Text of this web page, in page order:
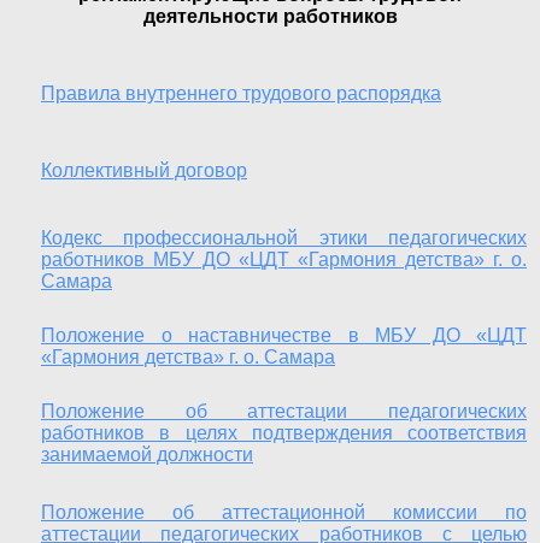
деятельности работников
Правила внутреннего трудового распорядка
Коллективный договор
Кодекс профессиональной этики педагогических
работников МБУ ДО «ЦДТ «Гармония детства» г. о.
Самара
Положение о наставничестве в МБУ ДО «ЦДТ
«Гармония детства» г. о. Самара
Положение об аттестации педагогических
работников в целях подтверждения соответствия
занимаемой должности
Положение об аттестационной комиссии по
аттестации педагогических работников с целью